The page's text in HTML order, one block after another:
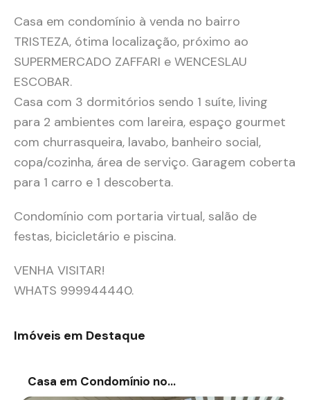
Casa em condomínio à venda no bairro
TRISTEZA, ótima localização, próximo ao
SUPERMERCADO ZAFFARI e WENCESLAU
ESCOBAR.
Casa com 3 dormitórios sendo 1 suíte, living
para 2 ambientes com lareira, espaço gourmet
com churrasqueira, lavabo, banheiro social,
copa/cozinha, área de serviço. Garagem coberta
para 1 carro e 1 descoberta.
Condomínio com portaria virtual, salão de
festas, bicicletário e piscina.
VENHA VISITAR!
WHATS 999944440.
Imóveis em Destaque
Casa em Condomínio no…